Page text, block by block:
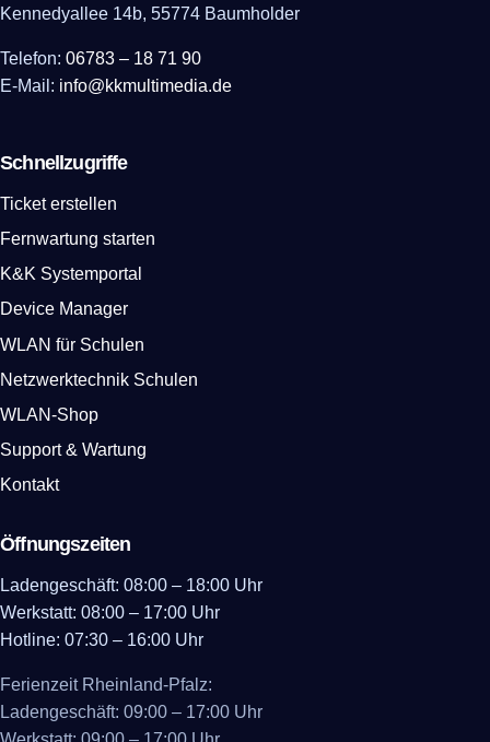
Kennedyallee 14b, 55774 Baumholder
Telefon: 06783 – 18 71 90
E-Mail: info@kkmultimedia.de
Schnellzugriffe
Ticket erstellen
Fernwartung starten
K&K Systemportal
Device Manager
WLAN für Schulen
Netzwerktechnik Schulen
WLAN-Shop
Support & Wartung
Kontakt
Öffnungszeiten
Ladengeschäft: 08:00 – 18:00 Uhr
Werkstatt: 08:00 – 17:00 Uhr
Hotline: 07:30 – 16:00 Uhr
Ferienzeit Rheinland-Pfalz:
Ladengeschäft: 09:00 – 17:00 Uhr